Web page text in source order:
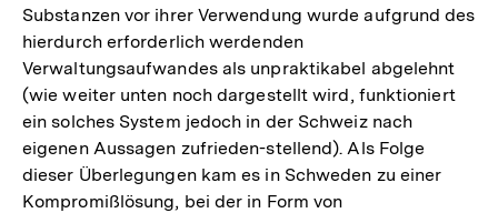
Substanzen vor ihrer Verwendung wurde aufgrund des
hierdurch erforderlich werdenden
Verwaltungsaufwandes als unpraktikabel abgelehnt
(wie weiter unten noch dargestellt wird, funktioniert
ein solches System jedoch in der Schweiz nach
eigenen Aussagen zufrieden-stellend). Als Folge
dieser Überlegungen kam es in Schweden zu einer
Kompromißlösung, bei der in Form von